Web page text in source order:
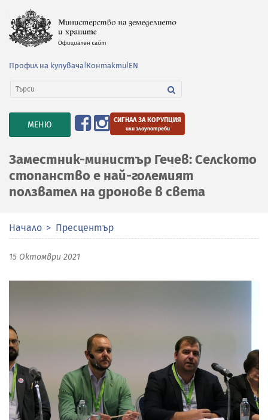
Профил на купувача Контакти EN
TOGGLE
NAVIGATION
МЕНЮ СИГНАЛ ЗА КОРУПЦИЯ
или злоупотреби
Заместник-министър Гечев: Селското
стопанство е най-големият
ползвател на дронове в света
Начало Пресцентър
15 Октомври 2021